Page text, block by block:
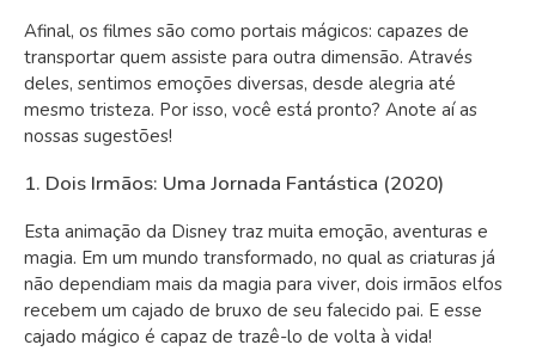
Afinal, os filmes são como portais mágicos: capazes de
transportar quem assiste para outra dimensão. Através
deles, sentimos emoções diversas, desde alegria até
mesmo tristeza. Por isso, você está pronto? Anote aí as
nossas sugestões!
1. Dois Irmãos: Uma Jornada Fantástica (2020)
Esta animação da Disney traz muita emoção, aventuras e
magia. Em um mundo transformado, no qual as criaturas já
não dependiam mais da magia para viver, dois irmãos elfos
recebem um cajado de bruxo de seu falecido pai. E esse
cajado mágico é capaz de trazê-lo de volta à vida!